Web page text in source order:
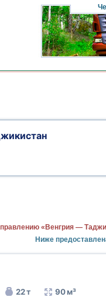
«Венгрия —
Ниже
22 т 90 м³